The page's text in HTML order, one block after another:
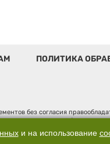
ПОЛИТИКА
без согласия
коммуникаций
ул. Бориса Ельцина,
Шлыков Дмитрий
и на использование